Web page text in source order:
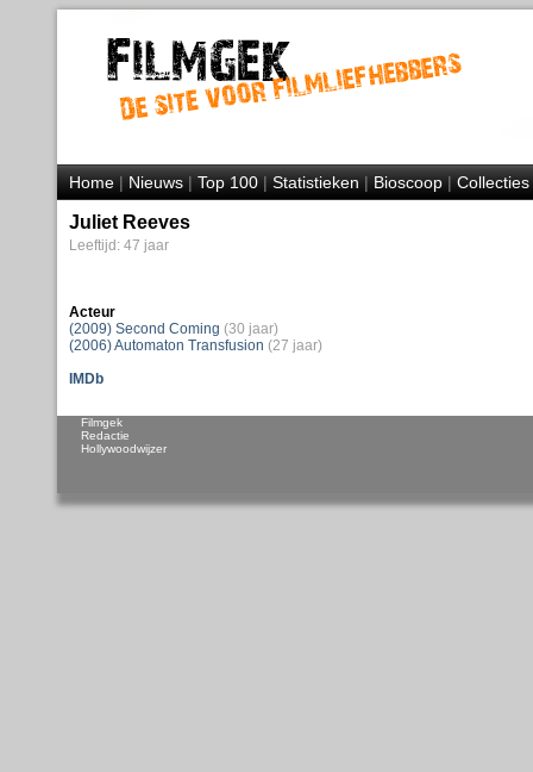
Home|Nieuws|Top 100|Statistieken|Bioscoop|Collecties
Juliet Reeves
Leeftijd: 47 jaar
Acteur
(2009) Second Coming (30 jaar)
(2006) Automaton Transfusion (27 jaar)
IMDb
Filmgek
Redactie
Hollywoodwijzer